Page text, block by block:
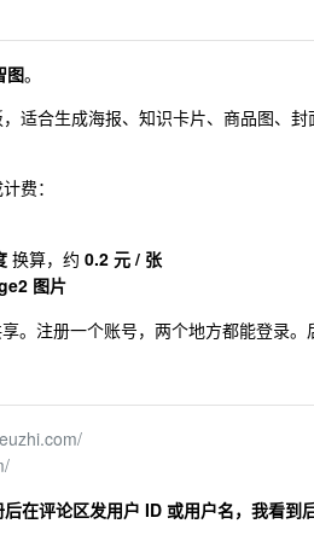
图。
适合生成海报、知识卡片、商品图、
费：
换算，约 0.2 元 / 张
图片
。注册一个账号，两个地方都能登录。
在评论区发用户 ID 或用户名，我看